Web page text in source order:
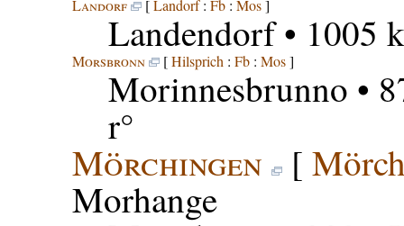
Landorf [Landorf: Fb: Mos]
Landendorf• 1005
Morsbronn [Hilsprich : Fb: Mos]
Morinnesbrunno •
r°
Mörchingen [
Morhange